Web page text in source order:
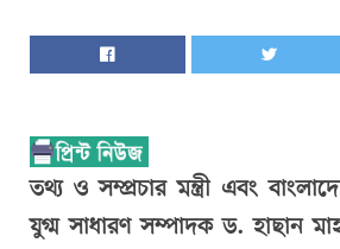
তথ্য ও সম্প্রচার মন্ত্রী এবং
যুগ্ম সাধারণ সম্পাদক ড. হাছান